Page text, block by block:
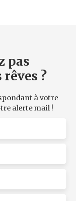
pas
?
à votre
alerte mail !